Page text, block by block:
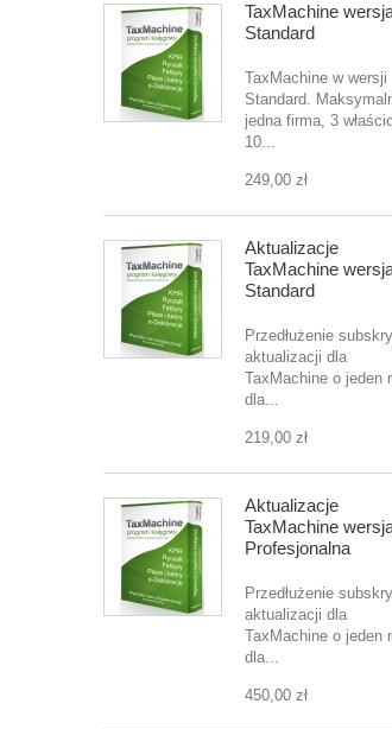
TaxMachine
Standard
TaxMachine w wersji
Standard.
jedna firma, 3
10...
249,00 zł
Aktualizacje
TaxMachine
Standard
Przedłużenie
aktualizacji dla
TaxMachine o jeden
dla...
219,00 zł
Aktualizacje
TaxMachine
Profesjonalna
Przedłużenie
aktualizacji dla
TaxMachine o jeden
dla...
450,00 zł